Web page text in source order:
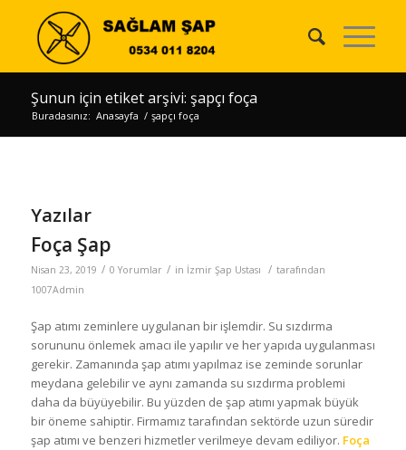
Şunun için etiket arşivi: şapçı foça
Buradasınız: Anasayfa / şapçı foça
Yazılar
Foça Şap
Nisan 23, 2019 / 0 Yorumlar / in İzmir Şap Ustası / tarafından
1007Admin
Şap atımı zeminlere uygulanan bir işlemdir. Su sızdırma
sorununu önlemek amacı ile yapılır ve her yapıda uygulanması
gerekir. Zamanında şap atımı yapılmaz ise zeminde sorunlar
meydana gelebilir ve aynı zamanda su sızdırma problemi
daha da büyüyebilir. Bu yüzden de şap atımı yapmak büyük
bir öneme sahiptir. Firmamız tarafından sektörde uzun süredir
şap atımı ve benzeri hizmetler verilmeye devam ediliyor. Foça